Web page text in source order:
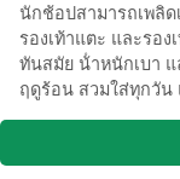
นักช้อปสามารถเพลิ
รองเท้าแตะ และรอ
ทันสมัย น้ําหนักเบา
ฤดูร้อน สวมใส่ทุกวั